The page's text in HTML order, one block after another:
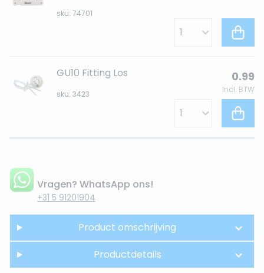
sku: 74701
GU10 Fitting Los
sku: 3423
0.99
Incl. BTW
Vragen? WhatsApp ons!
+31 5 91201904
Product omschrijving
Productdetails